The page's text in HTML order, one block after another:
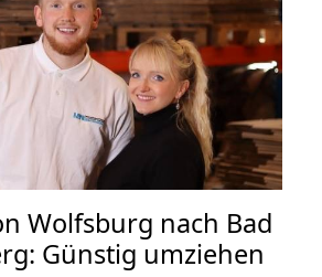
Wolfsburg nach Bad
Günstig umziehen